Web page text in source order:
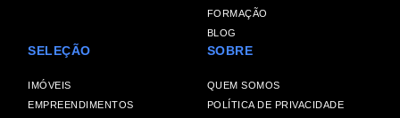
FORMAÇÃO
BLOG
SELEÇÃO
IMÓVEIS
EMPREENDIMENTOS
SOBRE
QUEM SOMOS
POLÍTICA DE PRIVACIDADE